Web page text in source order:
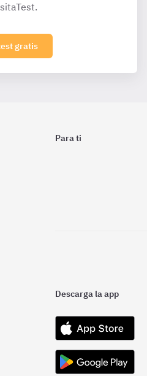
gratis
Para ti
Descarga la app